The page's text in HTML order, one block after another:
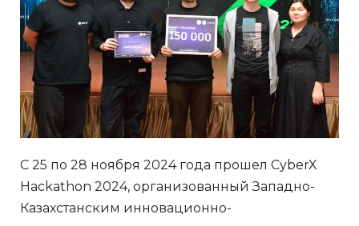
С 25 по 28 ноября 2024 года прошел CyberX
Hackathon 2024, организованный Западно-
Казахстанским инновационно-